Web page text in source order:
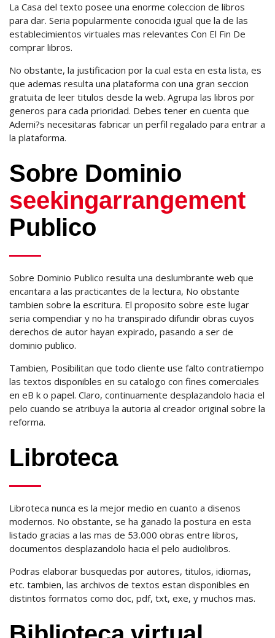
La Casa del texto posee una enorme coleccion de libros
para dar. Seri­a popularmente conocida igual que la de las
establecimientos virtuales mas relevantes Con El Fin De
comprar libros.
No obstante, la justificacion por la cual esta en esta lista, es
que ademas resulta una plataforma con una gran seccion
gratuita de leer titulos desde la web. Agrupa las libros por
generos para cada prioridad. Debes tener en cuenta que
Ademi?s necesitaras fabricar un perfil regalado para entrar a
la plataforma.
Sobre Dominio
seekingarrangement
Publico
Sobre Dominio Publico resulta una deslumbrante web que
encantara a las practicantes de la lectura, No obstante
tambien sobre la escritura. El proposito sobre este lugar
seri­a compendiar y no ha transpirado difundir obras cuyos
derechos de autor hayan expirado, pasando a ser de
dominio publico.
Tambien, Posibilitan que todo cliente use falto contratiempo
las textos disponibles en su catalogo con fines comerciales
en eB k o papel. Claro, continuamente desplazandolo hacia el
pelo cuando se atribuya la autoria al creador original sobre la
reforma.
Libroteca
Libroteca nunca es la mejor medio en cuanto a disenos
modernos. No obstante, se ha ganado la postura en esta
listado gracias a las mas de 53.000 obras entre libros,
documentos desplazandolo hacia el pelo audiolibros.
Podras elaborar busquedas por autores, titulos, idiomas,
etc. tambien, las archivos de textos estan disponibles en
distintos formatos como doc, pdf, txt, exe, y muchos mas.